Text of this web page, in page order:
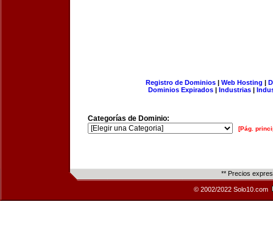
Registro de Dominios| Web Hosting |
Dominios Expirados | Industrias |
Categorías de Dominio:
[Pág.
** Precios
© 2002/2022 Solo10.com